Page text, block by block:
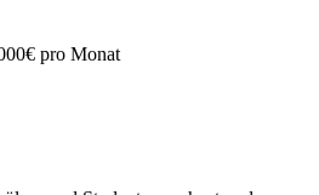
pro Monat